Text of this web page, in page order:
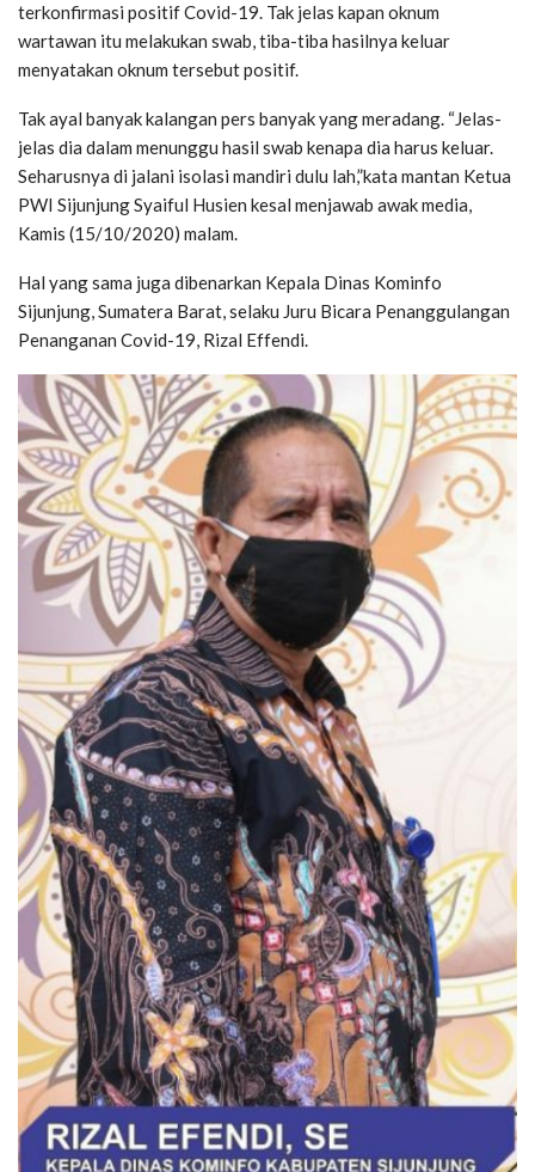
terkonfirmasi positif Covid-19. Tak jelas kapan oknum
wartawan itu melakukan swab, tiba-tiba hasilnya keluar
menyatakan oknum tersebut positif.
Tak ayal banyak kalangan pers banyak yang meradang. “Jelas-
jelas dia dalam menunggu hasil swab kenapa dia harus keluar.
Seharusnya di jalani isolasi mandiri dulu lah,”kata mantan Ketua
PWI Sijunjung Syaiful Husien kesal menjawab awak media,
Kamis (15/10/2020) malam.
Hal yang sama juga dibenarkan Kepala Dinas Kominfo
Sijunjung, Sumatera Barat, selaku Juru Bicara Penanggulangan
Penanganan Covid-19, Rizal Effendi.